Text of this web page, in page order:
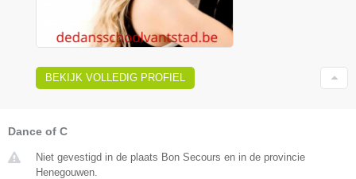
BEKIJK VOLLEDIG PROFIEL
Dance of C
Niet gevestigd in de plaats Bon Secours en in de provincie
Henegouwen.